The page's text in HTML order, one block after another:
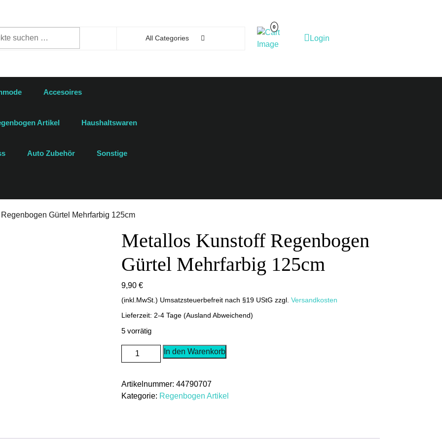
All Categories
0
Login
Accesoires
Artikel Haushaltswaren
Auto Zubehör Sonstige
Gürtel Mehrfarbig 125cm
Metallos Kunstoff Regenbogen
Gürtel Mehrfarbig 125cm
9,90 €
(inkl.MwSt.) Umsatzsteuerbefreit nach §19 UStG zzgl. Versandkosten
Lieferzeit: 2-4 Tage (Ausland Abweichend)
5 vorrätig
Metallos
Kunstoff
Gürtel
Mehrfarbig
In den Warenkorb
Artikelnummer: 44790707
Kategorie: Regenbogen Artikel